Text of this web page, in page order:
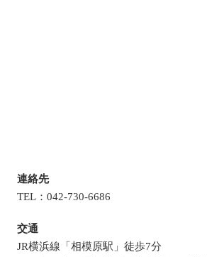
連絡先
TEL：042-730-6686
交通
JR横浜線「相模原駅」徒歩7分